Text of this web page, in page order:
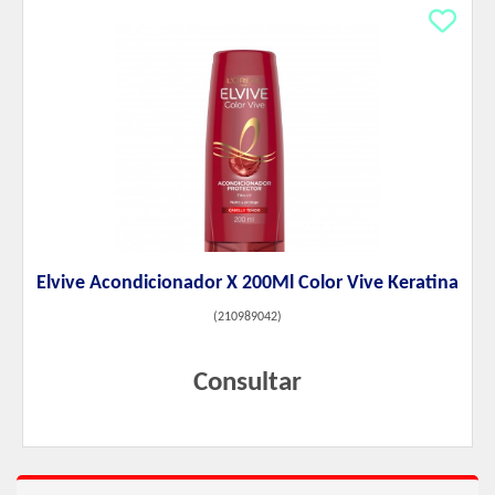
Elvive Acondicionador X 200Ml Color Vive Keratina
(210989042)
Consultar